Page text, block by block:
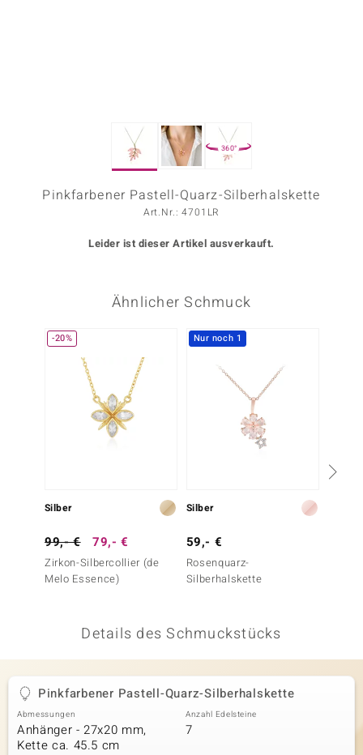
360°
Pinkfarbener Pastell-Quarz-Silberhalskette
Art.Nr.: 4701LR
Leider ist dieser Artikel ausverkauft.
Ähnlicher Schmuck
-20%
Silber
99,- € 79,- €
Zirkon-Silbercollier (de
Melo Essence)
Nur noch 1
Silber
59,- €
Rosenquarz-
Silberhalskette
Details des Schmuckstücks
Pinkfarbener Pastell-Quarz-Silberhalskette
Abmessungen
Anhänger - 27x20 mm,
Kette ca. 45.5 cm
Anzahl Edelsteine
7